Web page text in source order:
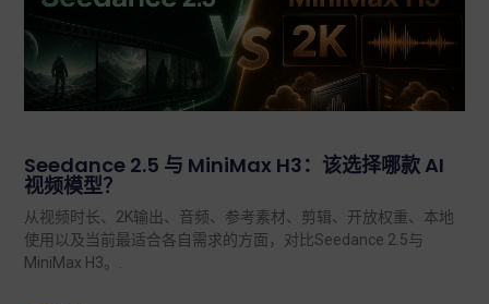
Seedance 2.5 与 MiniMax H3：该选择哪款 AI
视频模型？
从视频时长、2K输出、音频、参考素材、剪辑、开放权重、本地
使用以及当前最适合各自需求的方面，对比Seedance 2.5与
MiniMax H3。.